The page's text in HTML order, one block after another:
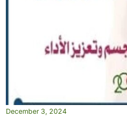
December 3, 2024